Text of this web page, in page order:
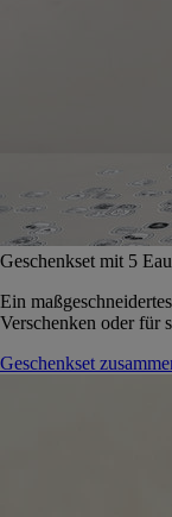
Geschenkset mit 5
Ein
Verschenken oder für
Geschenkset